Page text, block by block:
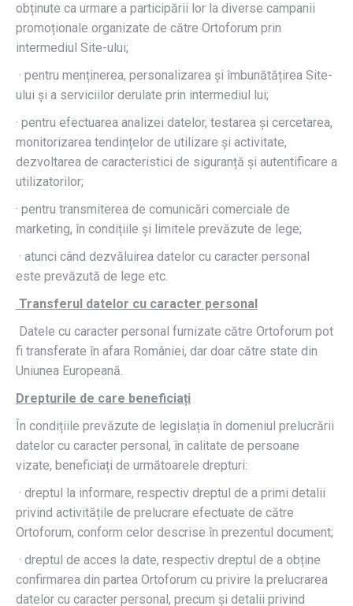
obținute ca urmare a participării lor la diverse campanii
promoționale organizate de către Ortoforum prin
intermediul Site-ului;
· pentru menținerea, personalizarea și îmbunătățirea Site-
ului și a serviciilor derulate prin intermediul lui;
· pentru efectuarea analizei datelor, testarea și cercetarea,
monitorizarea tendințelor de utilizare și activitate,
dezvoltarea de caracteristici de siguranță și autentificare a
utilizatorilor;
· pentru transmiterea de comunicări comerciale de
marketing, în condițiile și limitele prevăzute de lege;
· atunci când dezvăluirea datelor cu caracter personal
este prevăzută de lege etc.
Transferul datelor cu caracter personal
Datele cu caracter personal furnizate către Ortoforum pot
fi transferate în afara României, dar doar către state din
Uniunea Europeană.
Drepturile de care beneficiați
În condițiile prevăzute de legislația în domeniul prelucrării
datelor cu caracter personal, în calitate de persoane
vizate, beneficiați de următoarele drepturi:
· dreptul la informare, respectiv dreptul de a primi detalii
privind activitățile de prelucrare efectuate de către
Ortoforum, conform celor descrise în prezentul document;
· dreptul de acces la date, respectiv dreptul de a obține
confirmarea din partea Ortoforum cu privire la prelucrarea
datelor cu caracter personal, precum și detalii privind